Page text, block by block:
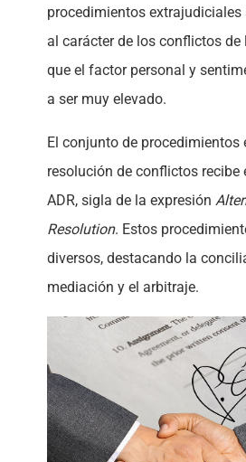
procedimientos
al carácter de los conflictos de
que el factor personal y
a ser muy elevado.
El conjunto de procedimientos
resolución de conflictos recibe
ADR, sigla de la expresión
Resolution. Estos
diversos, destacando la
mediación y el arbitraje.